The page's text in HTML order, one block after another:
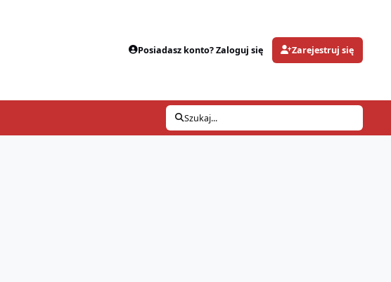
Posiadasz konto? Zaloguj się Zarejestruj się
Szukaj...